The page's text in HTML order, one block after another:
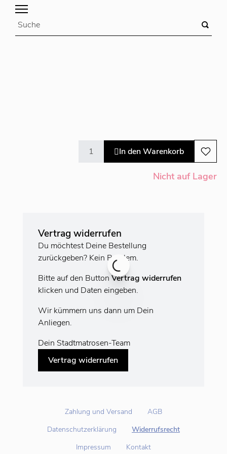
In den Warenkorb
Nicht auf Lager
Vertrag widerrufen
Du möchtest Deine Bestellung
zurückgeben? Kein Problem.
Bitte auf den ButtonVertrag widerrufen
klicken und Daten eingeben.
Wir kümmern uns dann um Dein
Anliegen.
Dein Stadtmatrosen-Team
Vertrag widerrufen
Zahlung und Versand
AGB
Datenschutzerklärung
Widerrufsrecht
Impressum
Kontakt